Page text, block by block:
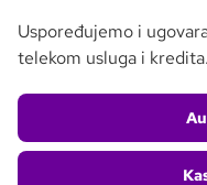
Uspoređujemo i
telekom usluga i kredita.